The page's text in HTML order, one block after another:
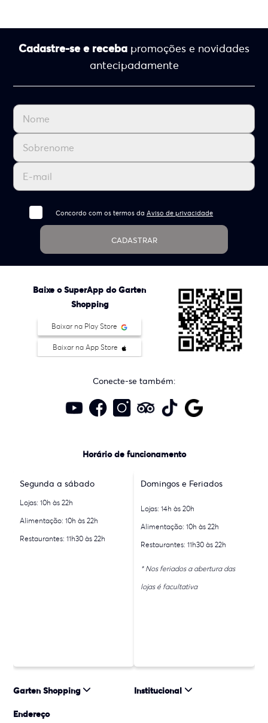
Cadastre-se e receba promoções e novidades
antecipadamente
Concordo com os termos daAviso de privacidade
CADASTRAR
Baixe o SuperApp do Garten
Shopping
Baixar na Play Store
Baixar na App Store
Conecte-se também:
Horário de funcionamento
Segunda a sábado
Lojas: 10h às 22h
Alimentação: 10h às 22h
Restaurantes: 11h30 às 22h
Domingos e Feriados
Lojas: 14h às 20h
Alimentação: 10h às 22h
Restaurantes: 11h30 às 22h
* Nos feriados a abertura das
lojas é facultativa
Garten Shopping Institucional
Endereço